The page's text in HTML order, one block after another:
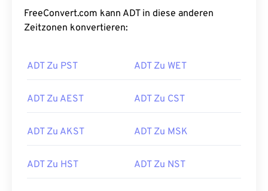
FreeConvert.com kann ADT in diese anderen
Zeitzonen konvertieren:
ADT Zu PST ADT Zu WET
ADT Zu AEST ADT Zu CST
ADT Zu AKST ADT Zu MSK
ADT Zu HST ADT Zu NST